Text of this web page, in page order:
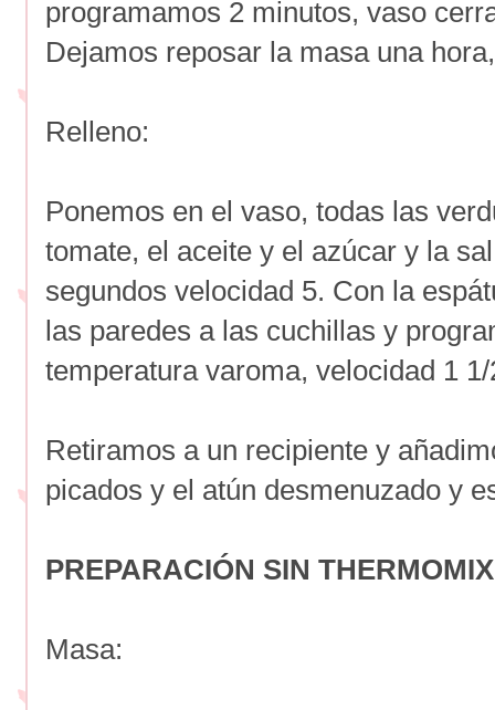
programamos 2 minutos, vaso
Dejamos reposar la masa una
Relleno:
Ponemos en el vaso, todas las
tomate, el aceite y el azúcar y la
segundos velocidad 5. Con la
las paredes a las cuchillas y
temperatura varoma, velocidad 1
Retiramos a un recipiente y
picados y el atún desmenuzado y
PREPARACIÓN SIN
Masa: